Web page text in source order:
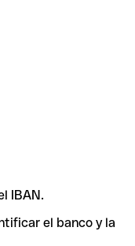
IBAN.
el banco y la